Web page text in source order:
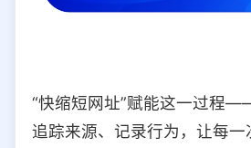
“快缩短网址”赋能这一过程
追踪来源、记录行为，让每